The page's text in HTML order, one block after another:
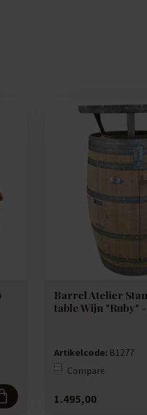
Barrel Atelier
table Wijn "Ruby"
Artikelcode: B1277
Compare
1.495,00